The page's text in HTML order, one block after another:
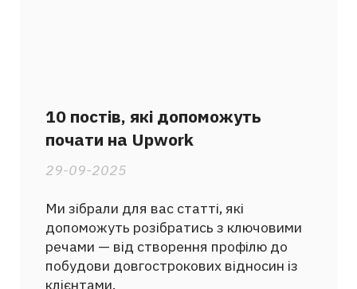
10 постів, які допоможуть
почати на Upwork
29-09-2025
Ми зібрали для вас статті, які
допоможуть розібратись з ключовими
речами — від створення профілю до
побудови довгострокових відносин із
клієнтами.